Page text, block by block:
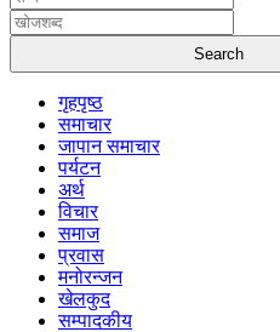
गृहपृष्ठ
समाचार
जापान समाचार
पर्यटन
अर्थ
विचार
समाज
प्रवास
मनोरन्जन
खेलकुद
सम्पादकीय